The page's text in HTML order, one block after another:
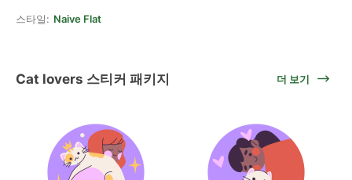
스타일: Naive Flat
Cat lovers 스티커 패키지 더 보기